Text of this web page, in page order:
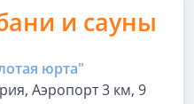
и сауны
юрта"
Аэропорт 3 км, 9